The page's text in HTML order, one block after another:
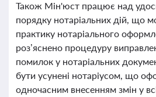
Також Мін'юст працює над
порядку нотаріальних дій, що
практику нотаріального
роз’яснено процедуру
помилок у нотаріальних
бути усунені нотаріусом, що
одночасним внесенням змін у